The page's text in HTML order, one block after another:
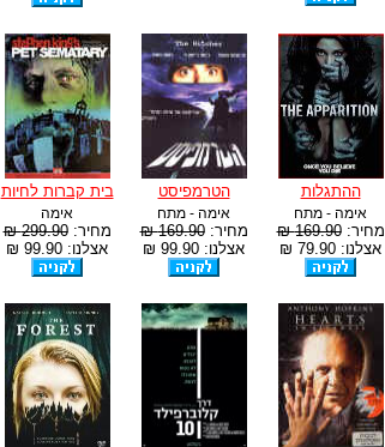
ההתגלות
אימה - מתח
מחיר:169.90 ₪
אצלנו: 79.90 ₪
הטרמפיסט
אימה - מתח
מחיר:169.90 ₪
אצלנו: 99.90 ₪
בית קברות לחיות
אימה
מחיר:299.90 ₪
אצלנו: 99.90 ₪